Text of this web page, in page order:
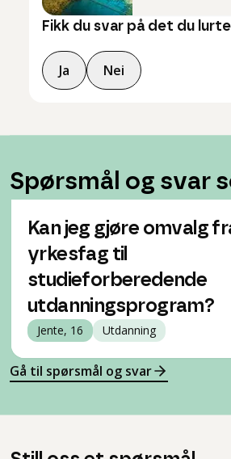
Fikk du svar på det du
Ja Nei
Spørsmål og svar
Kan jeg gjøre omvalg
yrkesfag til
studieforberedende
utdanningsprogram?
Jente, 16 Utdanning
Gå til spørsmål og svar